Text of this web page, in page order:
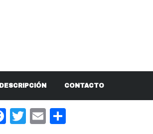
DESCRIPCIÓN CONTACTO
Facebook
Twitter
Email